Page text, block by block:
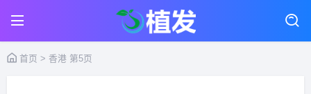
首页 > 香港 第5页